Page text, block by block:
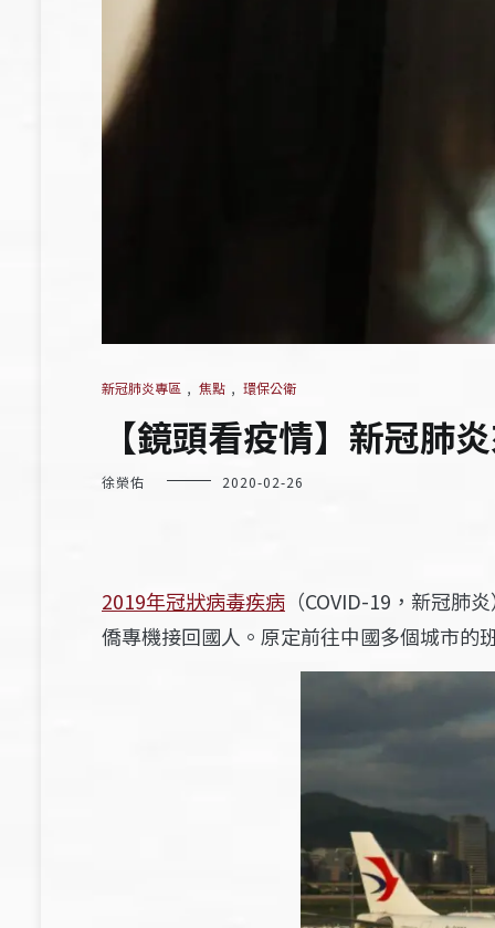
新冠肺炎專區 , 焦點 , 環保公衛
【鏡頭看疫情】新冠肺
徐榮佑 2020-02-26
2019年冠狀病毒疾病 （COVID-19，新冠
僑專機接回國人。原定前往中國多個城市的